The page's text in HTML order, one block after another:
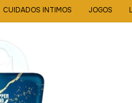
CUIDADOS INTIMOS JOGOS